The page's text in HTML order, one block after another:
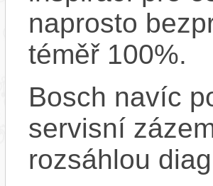
naprosto
téměř 100%.
Bosch navíc
servisní
rozsáhlou